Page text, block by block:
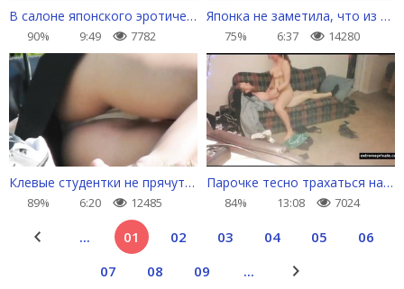
В салоне японского эротического массажа
90% 9:49 7782
Японка не заметила, что из трусов вылезли вареники
75% 6:37 14280
Клевые студентки не прячут белья под юбкой
89% 6:20 12485
Парочке тесно трахаться на маленьком диване
84% 13:08 7024
... 01 02 03 04 05
06
07
08 09 ...